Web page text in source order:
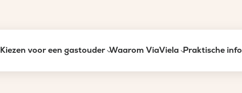
Kiezen voor een gastouder Waarom ViaViela Praktische info